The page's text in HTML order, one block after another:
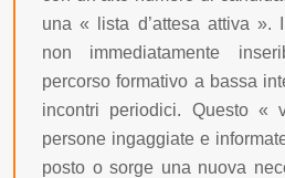
una « lista d’attesa attiva ».
non immediatamente
percorso formativo a bassa
incontri periodici. Questo «
persone ingaggiate e
posto o sorge una nuova